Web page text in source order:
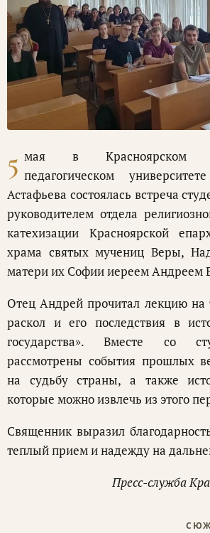
5 мая в Красноярском
педагогическом
Астафьева состоялась встреча
руководителем отдела
катехизации Красноярской
храма святых мучениц Веры,
матери их Софии иереем Андреем
Отец Андрей прочитал лекцию
раскол и его последствия в
государства». Вместе со
рассмотрены события прошлых
на судьбу страны, а также
которые можно извлечь из этого
Священник выразил
теплый прием и надежду на
Пресс-служба